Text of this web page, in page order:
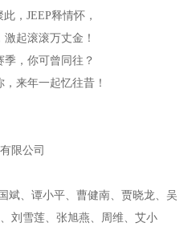
，JEEP释情怀，
起滚滚万丈金！
季，你可曾同往？
来年一起忆往昔！
限公司
斌、谭小平、曹健南、贾晓龙、吴
刘雪莲、张旭燕、周维、艾小